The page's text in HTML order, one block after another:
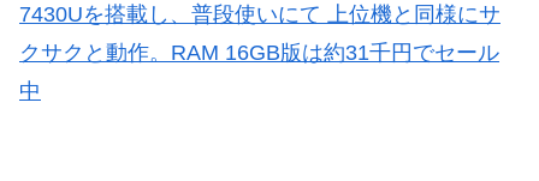
7430Uを搭載し、普段使いにて 上位機と同様にサ
クサクと動作。RAM 16GB版は約31千円でセール
中